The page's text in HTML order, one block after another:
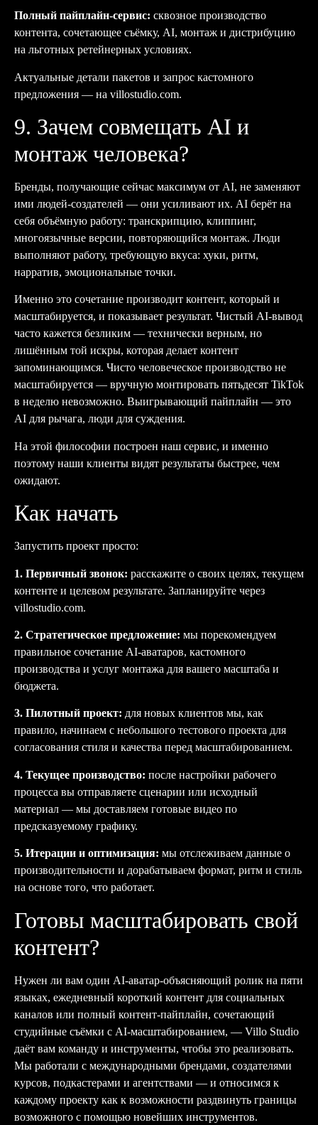
Полный пайплайн-сервис: сквозное производство
контента, сочетающее съёмку, AI, монтаж и дистрибуцию
на льготных ретейнерных условиях.
Актуальные детали пакетов и запрос кастомного
предложения — на villostudio.com.
9. Зачем совмещать AI и
монтаж человека?
Бренды, получающие сейчас максимум от AI, не заменяют
ими людей-создателей — они усиливают их. AI берёт на
себя объёмную работу: транскрипцию, клиппинг,
многоязычные версии, повторяющийся монтаж. Люди
выполняют работу, требующую вкуса: хуки, ритм,
нарратив, эмоциональные точки.
Именно это сочетание производит контент, который и
масштабируется, и показывает результат. Чистый AI-вывод
часто кажется безликим — технически верным, но
лишённым той искры, которая делает контент
запоминающимся. Чисто человеческое производство не
масштабируется — вручную монтировать пятьдесят TikTok
в неделю невозможно. Выигрывающий пайплайн — это
AI для рычага, люди для суждения.
На этой философии построен наш сервис, и именно
поэтому наши клиенты видят результаты быстрее, чем
ожидают.
Как начать
Запустить проект просто:
1. Первичный звонок: расскажите о своих целях, текущем
контенте и целевом результате. Запланируйте через
villostudio.com.
2. Стратегическое предложение: мы порекомендуем
правильное сочетание AI-аватаров, кастомного
производства и услуг монтажа для вашего масштаба и
бюджета.
3. Пилотный проект: для новых клиентов мы, как
правило, начинаем с небольшого тестового проекта для
согласования стиля и качества перед масштабированием.
4. Текущее производство: после настройки рабочего
процесса вы отправляете сценарии или исходный
материал — мы доставляем готовые видео по
предсказуемому графику.
5. Итерации и оптимизация: мы отслеживаем данные о
производительности и дорабатываем формат, ритм и стиль
на основе того, что работает.
Готовы масштабировать свой
контент?
Нужен ли вам один AI-аватар-объясняющий ролик на пяти
языках, ежедневный короткий контент для социальных
каналов или полный контент-пайплайн, сочетающий
студийные съёмки с AI-масштабированием, — Villo Studio
даёт вам команду и инструменты, чтобы это реализовать.
Мы работали с международными брендами, создателями
курсов, подкастерами и агентствами — и относимся к
каждому проекту как к возможности раздвинуть границы
возможного с помощью новейших инструментов.